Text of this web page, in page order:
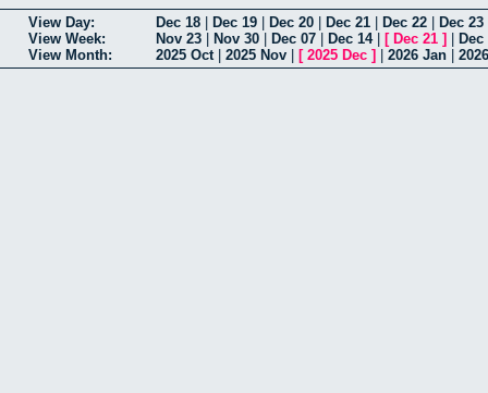
View Day: Dec 18 Dec 19 Dec 20 Dec 21 Dec 22 Dec 23
View Week:
Nov 23 Nov 30 Dec 07 Dec 14| [ Dec 21 ]
Dec
View Month:
2025 Oct 2025 Nov [ 2025 Dec ] 2026 Jan